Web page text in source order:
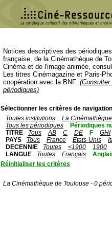
Notices descriptives des
française, de la Cinémathèque de
Cinéma et de l'image animée,
Les titres Cinémagazine et Paris-
coopération avec la BNF.
périodiques)
Sélectionner les critères de
Toutes institutions
La
Tous les périodiques
Périodiques
TITRE
Tous AB C DE F
GHI
PAYS
Tous France Etats-Unis
DECENNIE
Toutes <1900
1900
LANGUE
Toutes Français
Réinitialiser les critères
La Cinémathèque de Toulouse - 0